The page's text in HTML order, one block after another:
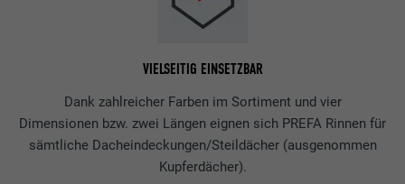
VIELSEITIG EINSETZBAR
Dank zahlreicher Farben im Sortiment und vier
Dimensionen bzw. zwei Längen eignen sich PREFA Rinnen für
sämtliche Dacheindeckungen/Steildächer (ausgenommen
Kupferdächer).